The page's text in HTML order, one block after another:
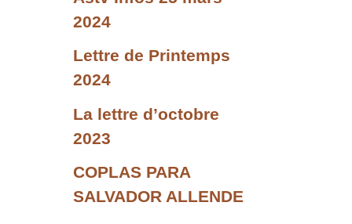
2024
Lettre de Printemps
2024
La lettre d’octobre
2023
COPLAS PARA
SALVADOR ALLENDE